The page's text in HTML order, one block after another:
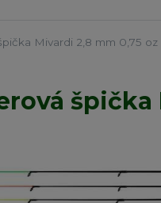
Mivardi 2,8 mm 0,75 oz